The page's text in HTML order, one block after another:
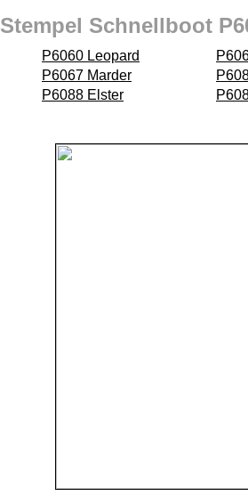
Stempel Schnellboot
P6060 Leopard
P6067 Marder
P6088 Elster